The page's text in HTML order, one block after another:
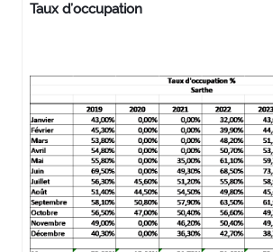
Taux d’occupation